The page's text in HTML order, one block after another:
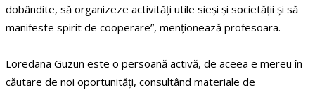
dobândite, să organizeze activități utile sieși şi societății și să
manifeste spirit de cooperare”, menționează profesoara.
Loredana Guzun este o persoană activă, de aceea e mereu în
căutare de noi oportunități, consultând materiale de